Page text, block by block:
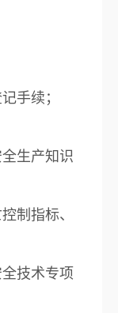
手续；
生产知识
制指标、
技术专项